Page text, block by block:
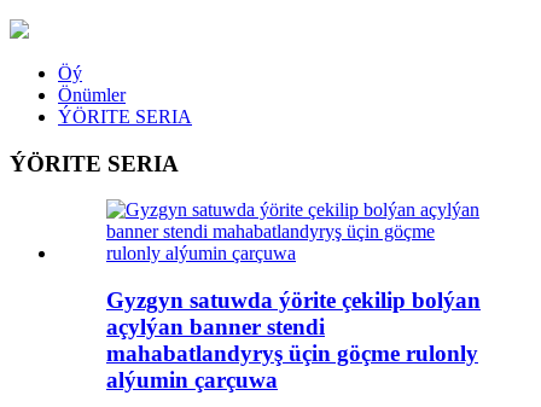
Öý
Önümler
ÝÖRITE SERIA
ÝÖRITE SERIA
Gyzgyn satuwda ýörite çekilip bolýan
açylýan banner stendi
mahabatlandyryş üçin göçme rulonly
alýumin çarçuwa